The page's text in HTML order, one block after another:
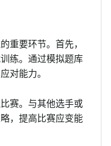
重要环节。首先，
练。通过模拟题库
对能力。
赛。与其他选手或
，提高比赛应变能